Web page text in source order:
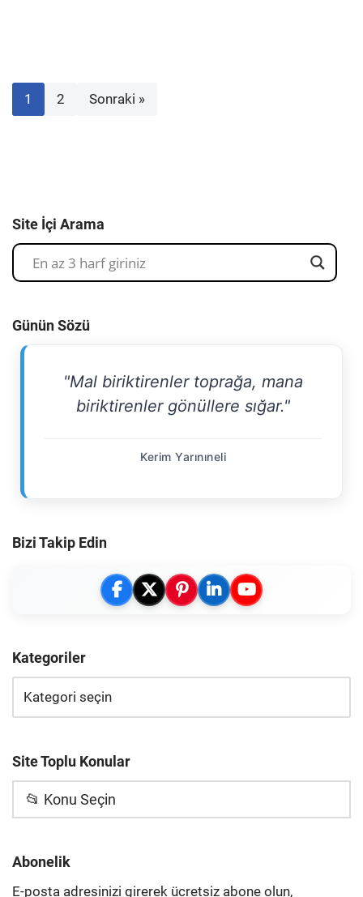
1 2 Sonraki »
Site İçi Arama
Günün Sözü
"Mal biriktirenler toprağa, mana
biriktirenler gönüllere sığar."
Kerim Yarınıneli
Bizi Takip Edin
Kategoriler
Site Toplu Konular
📂 Konu Seçin
Abonelik
E-posta adresinizi girerek ücretsiz abone olun,